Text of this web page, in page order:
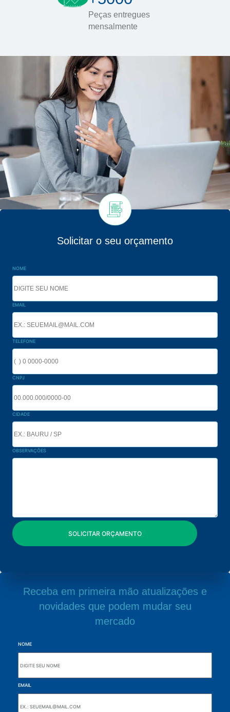
Peças entregues
mensalmente
Solicitar o seu orçamento
NOME
EMAIL
TELEFONE
CNPJ
CIDADE
OBSERVAÇÕES
Receba em primeira mão atualizações e
novidades que podem mudar seu
mercado
NOME
EMAIL